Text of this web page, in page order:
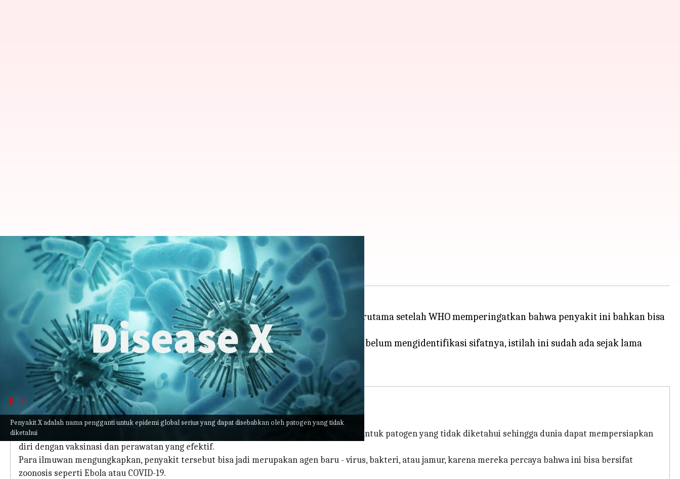
Penyakit X adalah nama pengganti untuk epidemi global serius yang dapat disebabkan oleh patogen yang tidak
diketahui
Penyakit X: Informasi yang kami ketahui sejauh ini
Taufiq Al Jufri May 29, 2023 10:56 am
Apa ceritanya
Penyakit X menimbulkan kekhawatiran sebagai potensi pandemi di masa depan, terutama setelah WHO memperingatkan bahwa penyakit ini bahkan bisa
lebih mematikan daripada COVID-19.
Meskipun para ilmuwan masih mempelajari patogen yang belum diketahui ini dan belum mengidentifikasi sifatnya, istilah ini sudah ada sejak lama
sebagai agen penyakit baru.
1
Apa itu Penyakit X?
Terpilih sebagai potensi pandemi pada tahun 2018, Penyakit X adalah nama sementara untuk patogen yang tidak diketahui sehingga dunia dapat mempersiapkan
diri dengan vaksinasi dan perawatan yang efektif.
Para ilmuwan mengungkapkan, penyakit tersebut bisa jadi merupakan agen baru - virus, bakteri, atau jamur, karena mereka percaya bahwa ini bisa bersifat
zoonosis seperti Ebola atau COVID-19.